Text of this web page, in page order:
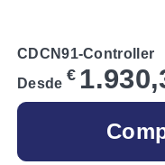
CDCN91-Controller
Desde €